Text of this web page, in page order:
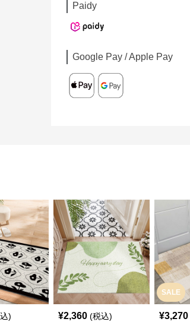
Paidy
Google Pay / Apple Pay
) ¥2,360 (税込)
SALE
¥3,270